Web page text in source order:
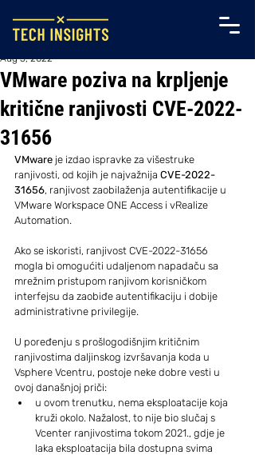
VMware poziva na krpljenje
kritične ranjivosti CVE-2022-
31656
Aug 5, 2022
VMware je izdao ispravke za višestruke
ranjivosti, od kojih je najvažnija CVE-2022-
31656, ranjivost zaobilaženja autentifikacije u
VMware Workspace ONE Access i vRealize
Automation.
Ako se iskoristi, ranjivost CVE-2022-31656
mogla bi omogućiti udaljenom napadaču sa
mrežnim pristupom ranjivom korisničkom
interfejsu da zaobiđe autentifikaciju i dobije
administrativne privilegije.
U poređenju s prošlogodišnjim kritičnim
ranjivostima daljinskog izvršavanja koda u
Vsphere Vcentru, postoje neke dobre vesti u
ovoj današnjoj priči:
u ovom trenutku, nema eksploatacije koja
kruži okolo. Nažalost, to nije bio slučaj s
Vcenter ranjivostima tokom 2021., gdje je
laka eksploatacija bila dostupna svima